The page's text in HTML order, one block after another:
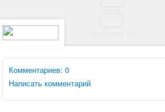
Комментариев: 0
Написать комментарий